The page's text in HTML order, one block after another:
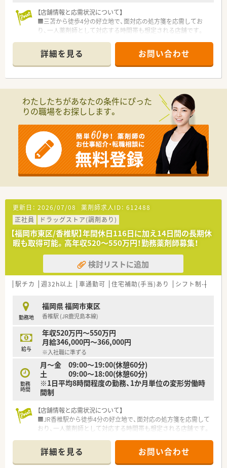
【店舗情報と応需状況について】
■三苫から徒歩4分の好立地で、面対応の処方箋を応需してお
り、一人薬剤師として対応する時間帯も想定される店舗です。
までの開局となっており、周辺地域の患者様の利便性を高めてい
ます。
■落ち着いて一人ひとりの患者様に向き合える環境です。
■今後の福岡県内での積極的な新規出店計画に伴う増員募集で
あり、薬局の立ち上げを一から経験したいという方を急募してい
ます。
■在宅業務やかかりつけ薬剤師、OTC販売に抵抗がなく、事務員
が不在の環境でレセコン入力業務もこなせる方を求めていま
す。
■将来的に管理薬剤師として活躍したい意欲のある方や、企業の
成長に一丸となって取り組める柔軟な方を募集しています。
【法人特徴について】
■大手総合小売業社とドラッグストア大手が共同出資して設立
です。
■2030年までに九州全域で200店舗の出店を目指しており、売
上高1800億円という壮大な目標を掲げて急成長を続けていま
す。
■福岡県や熊本県を中心に新規店舗を続々と展開しており、地域
に根ざしながら新しい薬局の形を創造している勢いのある企業
【こんな方が活躍中】
作りや運営に主体的に関わっている前向きな薬剤師が活躍して
います。
が、大手ドラッグストアのノウハウを吸収しながら現場で輝いて
います。
■在宅医療やかかりつけ薬剤師の取得を通じて、地域住民の健康
を支えることに強いやりがいを感じる方が多く在籍していま
す。
詳細を見る お問い合わせ
わたしたちがあなたの条件にぴった
りの職場をお探しします。
更新日： 2026/07/08 薬剤師求人ID： 612488
正社員
ドラッグストア(調剤あり)
【福岡市東区/香椎駅】年間休日116日に加え14日間の長期休
暇も取得可能。高年収520～550万円！勤務薬剤師募集！
検討リストに追加
駅チカ 週32h以上 車通勤可 住宅補助(手当)あり シフト制
勤務地
福岡県 福岡市東区
香椎駅 (JR鹿児島本線)
給与
年収520万円～550万円
月給346,000円～366,000円
※入社職に準ずる
勤務
時間
月～金 09:00～19:00(休憩60分)
土 09:00～18:00(休憩60分)
※1日平均8時間程度の勤務、1か月単位の変形労働時
間制
【店舗情報と応需状況について】
■JR香椎駅から徒歩4分の好立地で、面対応の処方箋を応需して
おり、一人薬剤師として対応する時間帯も想定される店舗です。
までの開局となっており、周辺地域の患者様の利便性を高めてい
ます。
■処方箋枚数は1時間あたり2枚程度、1日で約16枚前後の応需が
詳細を見る お問い合わせ